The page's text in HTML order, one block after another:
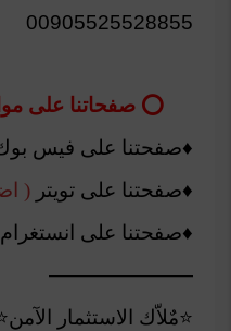
00905525528855
⭕️ صفحاتنا على
♦️صفحتنا على فيس
♦️صفحتنا على تويتر (
♦️صفحتنا على انستغرام
———————
⭐مٌلاّك الاستثمار